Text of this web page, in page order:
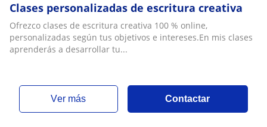
Clases personalizadas de escritura creativa
Ofrezco clases de escritura creativa 100 % online,
personalizadas según tus objetivos e intereses.En mis clases
aprenderás a desarrollar tu...
ver más Contactar